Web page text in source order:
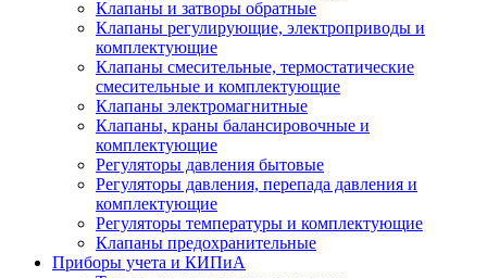
Клапаны и затворы обратные
Клапаны регулирующие, электроприводы и
комплектующие
Клапаны смесительные, термостатические
смесительные и комплектующие
Клапаны электромагнитные
Клапаны, краны балансировочные и
комплектующие
Регуляторы давления бытовые
Регуляторы давления, перепада давления и
комплектующие
Регуляторы температуры и комплектующие
Клапаны предохранительные
Приборы учета и КИПиА